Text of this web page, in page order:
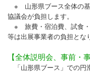
※ 山形県ブース全体の基
協議会が負担します。
※ 旅費・宿泊費、試食・
等は出展事業者の負担とな
【全体説明会、事前・
「山形県ブース」での円